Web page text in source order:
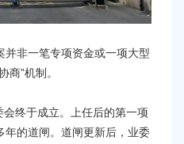
非一笔专项资金或一项大型
商”机制。
终于成立。上任后的第一项
年的道闸。道闸更新后，业委